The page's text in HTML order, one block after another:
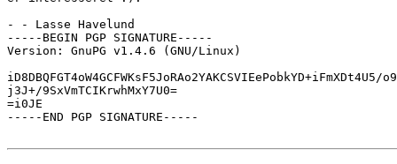
- - Lasse Havelund
-----BEGIN PGP SIGNATURE-----
Version: GnuPG v1.4.6 (GNU/Linux)
iD8DBQFGT4oW4GCFWKsF5JoRAo2YAKCSVIEePobkYD+iFmXDt4U5/
j3J+/9SxVmTCIKrwhMxY7U0=
=i0JE
-----END PGP SIGNATURE-----